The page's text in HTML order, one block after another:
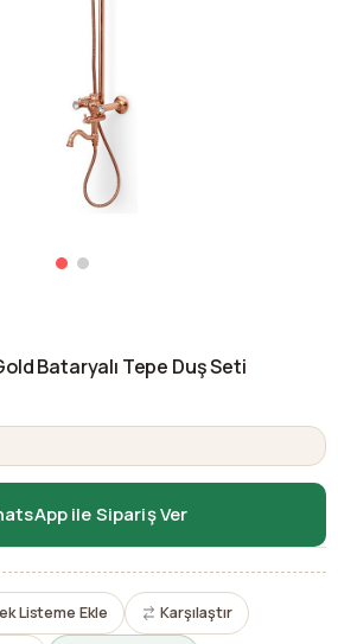
Bataryalı Tepe Duş Seti
ile Sipariş Ver
Listeme Ekle Karşılaştır